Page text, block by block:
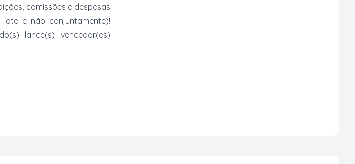
comissões e despesas
e não conjuntamente)!
lance(s) vencedor(es)